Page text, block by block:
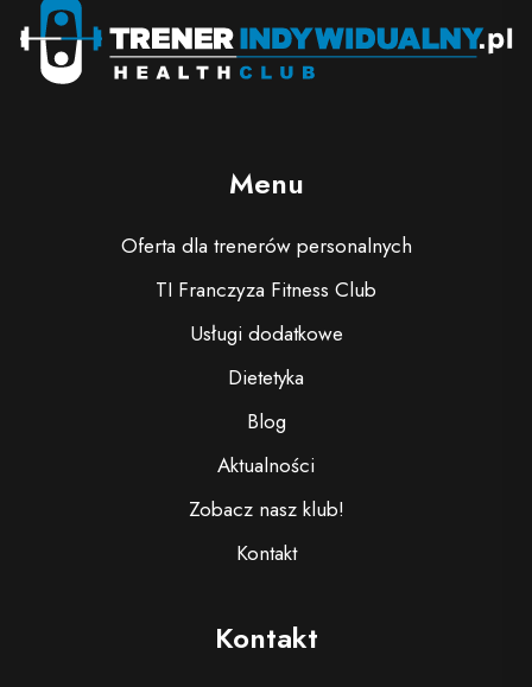
Menu
Oferta dla trenerów personalnych
TI Franczyza Fitness Club
Usługi dodatkowe
Dietetyka
Blog
Aktualności
Zobacz nasz klub!
Kontakt
Kontakt